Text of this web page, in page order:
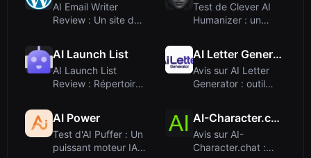
AI Email Writer
Review : Un site de
Test de Clever AI
Humanizer : un
AI Launch List
AI Launch List
Review : Répertoires
AI Letter Generator
Avis sur AI Letter
Generator : outil
AI Power
Test d'AI Puffer : Un
puissant moteur IA
AI-Character.chat
Avis sur AI-
Character.chat :